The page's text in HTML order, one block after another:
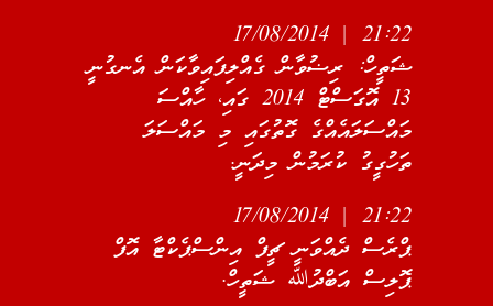
21:22 | 17/08/2014
ޝަތީހް: ރިޟުވާން ގެއްލިފައިވާކަން އެނގުނީ
13 އޮގަސްޓް 2014 ގައި، ހާއްސަ
މައްސަލައެއްގެ ގޮތުގައި މި މައްސަލަ
ތަހުގީގު ކުރަމުން މިދަނީ.
21:22 | 17/08/2014
ޕްރެސް ދެއްވަނީ ޗީފް އިންސްޕެކްޓާ އޮފް
ޕޮލިސް އަބްދުﷲ ޝަތީހް.